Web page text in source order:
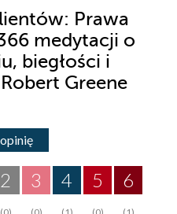
Prawa
medytacji o
biegłości i
Greene
6
5
4
3
2